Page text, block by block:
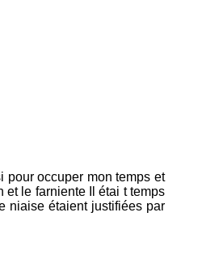
pour occuper mon temps et
et le farniente Il étai t temps
niaise étaient justifiées par